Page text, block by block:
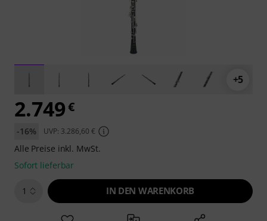
+5
2.749€
-16% UVP: 3.286,60 €
Alle Preise inkl. MwSt.
Sofort lieferbar
1 IN DEN WARENKORB